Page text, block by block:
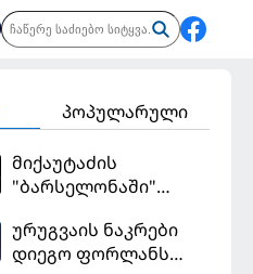
პოპულარული
მიქაუტაძის
"ბარსელონაში"
უფრო რეალური
ხდება - რაზე ესაუბრა
ურუგვაის ნაკრები
დიეგო ფორლანს